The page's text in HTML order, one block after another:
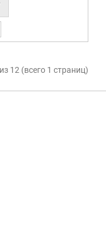
12 (всего 1 страниц)